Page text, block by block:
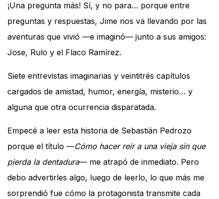
¡Una pregunta más! Sí, y no para… porque entre
preguntas y respuestas, Jime nos va llevando por las
aventuras que vivió —e imaginó— junto a sus amigos:
Jose, Rulo y el Flaco Ramírez.
Siete entrevistas imaginarias y veintitrés capítulos
cargados de amistad, humor, energía, misterio… y
alguna que otra ocurrencia disparatada.
Empecé a leer esta historia de Sebastián Pedrozo
porque el título —Cómo hacer reír a una vieja sin que
pierda la dentadura— me atrapó de inmediato. Pero
debo advertirles algo, luego de leerlo, lo que más me
sorprendió fue cómo la protagonista transmite cada